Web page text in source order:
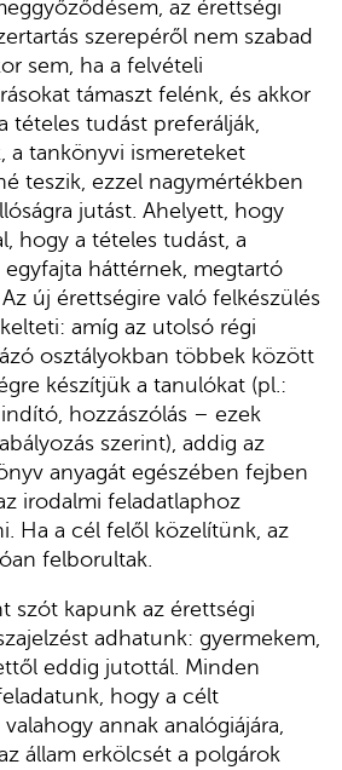
az érettségi
szerepéről nem szabad
sem, ha a felvételi
támaszt felénk, és akkor
tételes tudást preferálják,
a tankönyvi ismereteket
teszik, ezzel nagymértékben
jutást. Ahelyett, hogy
hogy a tételes tudást, a
háttérnek, megtartó
új érettségire való felkészülés
amíg az utolsó régi
osztályokban többek között
készítjük a tanulókat (pl.:
hozzászólás – ezek
szerint), addig az
anyagát egészében fejben
irodalmi feladatlaphoz
Ha a cél felől közelítünk, az
felborultak.
szót kapunk az érettségi
adhatunk: gyermekem,
eddig jutottál. Minden
hogy a célt
annak analógiájára,
állam erkölcsét a polgárok